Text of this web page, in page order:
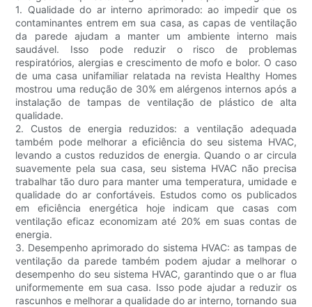
1. Qualidade do ar interno aprimorado: ao impedir que os
contaminantes entrem em sua casa, as capas de ventilação
da parede ajudam a manter um ambiente interno mais
saudável. Isso pode reduzir o risco de problemas
respiratórios, alergias e crescimento de mofo e bolor. O caso
de uma casa unifamiliar relatada na revista Healthy Homes
mostrou uma redução de 30% em alérgenos internos após a
instalação de tampas de ventilação de plástico de alta
qualidade.
2. Custos de energia reduzidos: a ventilação adequada
também pode melhorar a eficiência do seu sistema HVAC,
levando a custos reduzidos de energia. Quando o ar circula
suavemente pela sua casa, seu sistema HVAC não precisa
trabalhar tão duro para manter uma temperatura, umidade e
qualidade do ar confortáveis. Estudos como os publicados
em eficiência energética hoje indicam que casas com
ventilação eficaz economizam até 20% em suas contas de
energia.
3. Desempenho aprimorado do sistema HVAC: as tampas de
ventilação da parede também podem ajudar a melhorar o
desempenho do seu sistema HVAC, garantindo que o ar flua
uniformemente em sua casa. Isso pode ajudar a reduzir os
rascunhos e melhorar a qualidade do ar interno, tornando sua